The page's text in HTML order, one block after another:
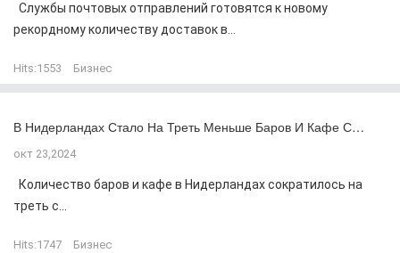
Службы почтовых отправлений готовятся к новому
рекордному количеству доставок в...
Hits:1553 Бизнес
В Нидерландах Стало На Треть Меньше Баров И Кафе С…
окт 23,2024
Количество баров и кафе в Нидерландах сократилось на
треть с...
Hits:1747 Бизнес